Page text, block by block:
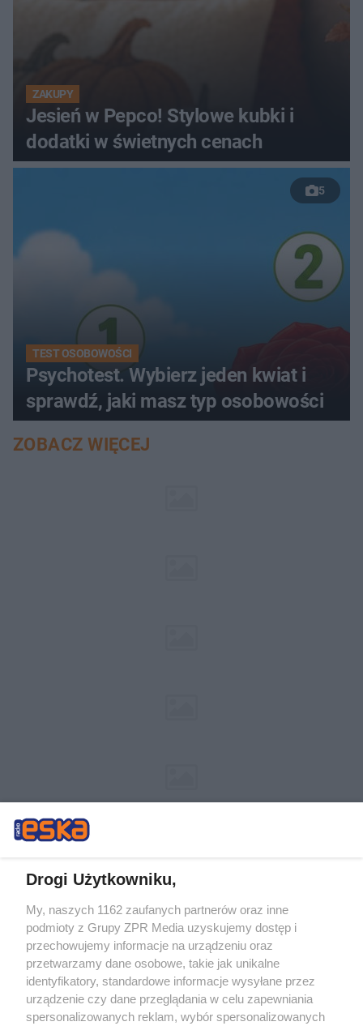
ZAKUPY
Jesień w Pepco! Stylowe kubki i
dodatki w świetnych cenach
5
TEST OSOBOWOŚCI
Psychotest. Wybierz jeden kwiat i
sprawdź, jaki masz typ osobowości
ZOBACZ WIĘCEJ
Żaden utwór zamieszczony w serwisie nie może być powielany i
rozpowszechniany lub dalej rozpowszechniany w jakikolwiek sposób (w
tym także elektroniczny lub mechaniczny) na jakimkolwiek polu
eksploatacji w jakiejkolwiek formie, włącznie z umieszczaniem w Internecie
bez pisemnej zgody właściciela praw. Jakiekolwiek użycie lub
wykorzystanie utworów w całości lub w części z naruszeniem prawa, tzn.
bez właściwej zgody, jest zabronione pod groźbą kary i może być ścigane
prawnie.
Drogi Użytkowniku,
My, naszych 1162 zaufanych partnerów oraz inne
podmioty z Grupy ZPR Media uzyskujemy dostęp i
przechowujemy informacje na urządzeniu oraz
przetwarzamy dane osobowe, takie jak unikalne
identyfikatory, standardowe informacje wysyłane przez
urządzenie czy dane przeglądania w celu zapewniania
spersonalizowanych reklam, wybór spersonalizowanych